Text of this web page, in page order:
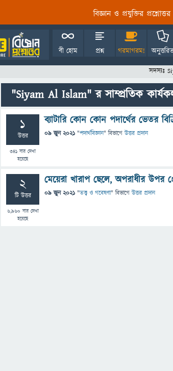
বিজ্ঞান ও প্রযুক্তির
বী হোম প্রশ্ন গরমাগরম!
সদস্যঃ
"Siyam Al Islam" র সাম্প্রতিক
1
উত্তর
341 বার দেখা
হয়েছে
ব্যাটারি কোন কোন পদার্থের ভেতর
09 জুন 2021 "পদার্থবিজ্ঞান" বিভাগে উত্তর প্রদান
2
টি উত্তর
6,960 বার দেখা
হয়েছে
মেয়েরা খারাপ ছেলে, অপরাধীর উপর
09 জুন 2021 "তত্ত্ব ও গবেষণা" বিভাগে উত্তর প্রদান